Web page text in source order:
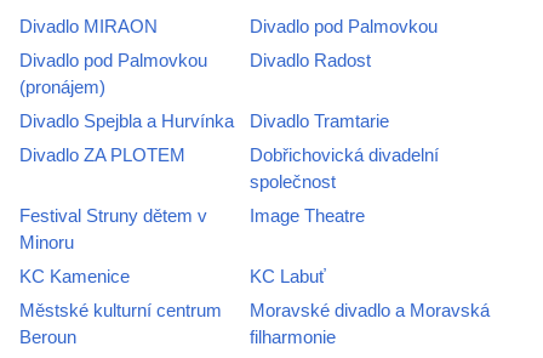
Divadlo MIRAON
Divadlo pod Palmovkou
Divadlo pod Palmovkou
(pronájem)
Divadlo Radost
Divadlo Spejbla a Hurvínka
Divadlo Tramtarie
Divadlo ZA PLOTEM
Dobřichovická divadelní
společnost
Festival Struny dětem v
Minoru
Image Theatre
KC Kamenice
KC Labuť
Městské kulturní centrum
Beroun
Moravské divadlo a Moravská
filharmonie